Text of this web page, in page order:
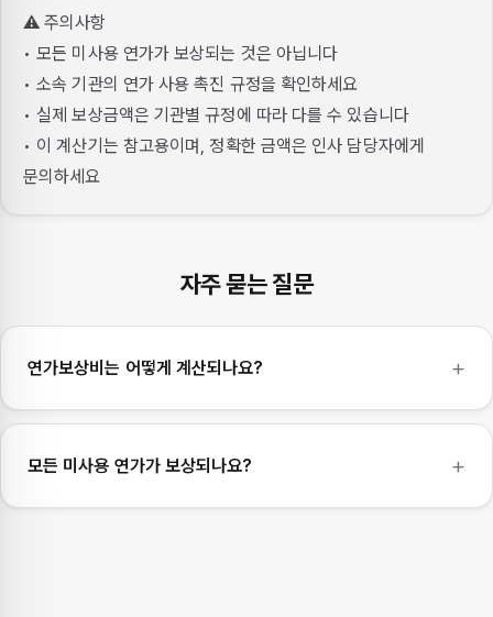
⚠️ 주의사항
• 모든 미사용 연가가 보상되는 것은 아닙니다
• 소속 기관의 연가 사용 촉진 규정을 확인하세요
• 실제 보상금액은 기관별 규정에 따라 다를 수 있습니다
• 이 계산기는 참고용이며, 정확한 금액은 인사 담당자에게
문의하세요
자주 묻는 질문
연가보상비는 어떻게 계산되나요?
모든 미사용 연가가 보상되나요?